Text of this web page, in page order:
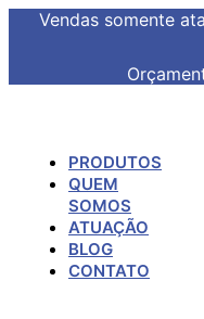
Vendas somente
PRODUTOS
QUEM
SOMOS
ATUAÇÃO
BLOG
CONTATO